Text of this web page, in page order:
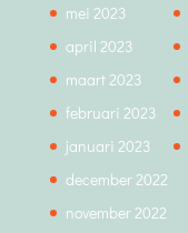
mei 2023
april 2023
maart 2023
februari 2023
januari 2023
december 2022
november 2022